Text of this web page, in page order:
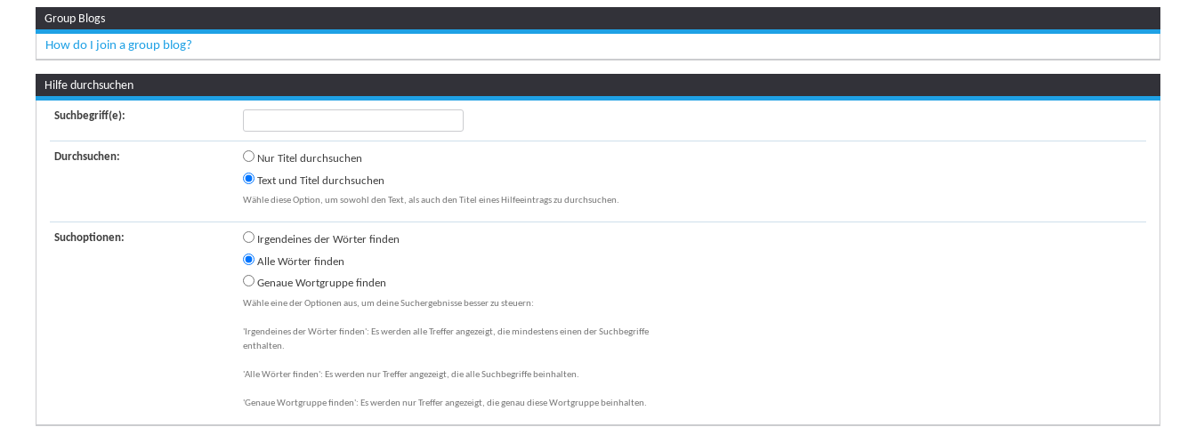
Group Blogs
How do I join a group blog?
Hilfe durchsuchen
Suchbegriff(e):
Durchsuchen:
Nur Titel durchsuchen
Text und Titel durchsuchen
Wähle diese Option, um sowohl den Text, als auch den Titel eines Hilfeeintrags zu durchsuchen.
Suchoptionen:
Irgendeines der Wörter finden
Alle Wörter finden
Genaue Wortgruppe finden
Wähle eine der Optionen aus, um deine Suchergebnisse besser zu steuern:
'Irgendeines der Wörter finden': Es werden alle Treffer angezeigt, die mindestens einen der Suchbegriffe
enthalten.
'Alle Wörter finden': Es werden nur Treffer angezeigt, die alle Suchbegriffe beinhalten.
'Genaue Wortgruppe finden': Es werden nur Treffer angezeigt, die genau diese Wortgruppe beinhalten.